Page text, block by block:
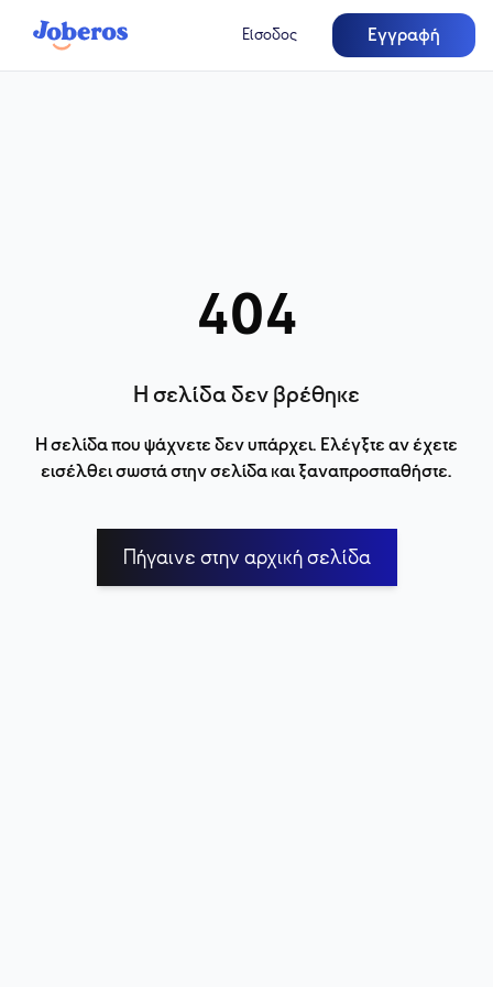
Είσοδος Εγγραφή
404
Η σελίδα δεν βρέθηκε
Η σελίδα που ψάχνετε δεν υπάρχει. Ελέγξτε αν έχετε
εισέλθει σωστά στην σελίδα και ξαναπροσπαθήστε.
Πήγαινε στην αρχική σελίδα